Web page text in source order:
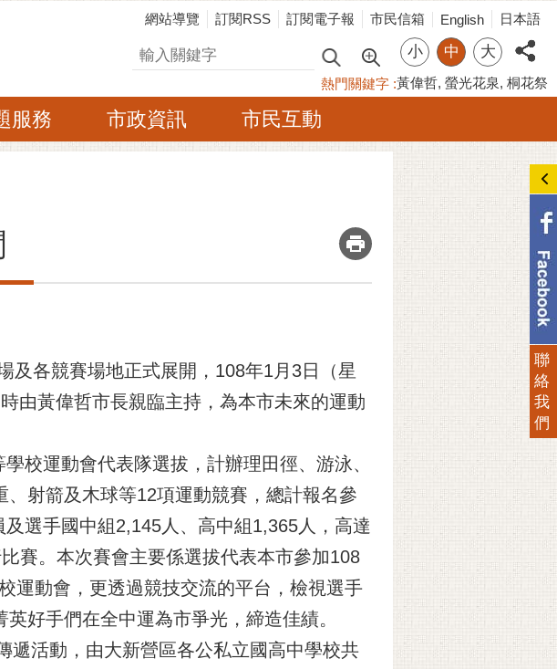
網站導覽 訂閱RSS 訂閱電子報 市民信箱 English 日本語
搜尋 小 中 大
熱門關鍵字 黃偉哲 螢光花泉 桐花祭
服務 市政資訊 市民互動
_
及各競賽場地正式展開，108年1月3日（星
由黃偉哲市長親臨主持，為本市未來的運動
校運動會代表隊選拔，計辦理田徑、游泳、
射箭及木球等12項運動競賽，總計報名參
選手國中組2,145人、高中組1,365人，高達
賽。本次賽會主要係選拔代表本市參加108
運動會，更透過競技交流的平台，檢視選手
好手們在全中運為市爭光，締造佳績。
活動，由大新營區各公私立國高中學校共
聯
絡
我
們